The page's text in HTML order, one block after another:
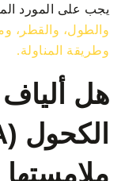
يجب على المورد
والطول، والقطر،
وطريقة المناولة.
هل ألياف